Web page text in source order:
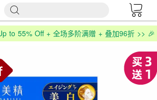
to 55% Off + 全场多阶满赠 + 叠加96折 >> 🎉